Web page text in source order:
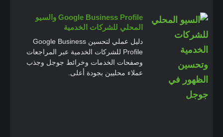
Google Business Profile والسيو
المحلي للشركات الخدمية
دليل عملي لتحسين Google Business
Profile للشركات الخدمية عبر المراجعات
وصفحات الخدمات وخرائط جوجل وجذب
عملاء محليين بجودة أعلى.